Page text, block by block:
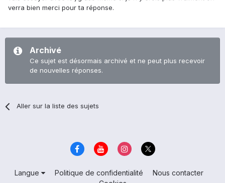
verra bien merci pour ta réponse.
Archivé
Ce sujet est désormais archivé et ne peut plus recevoir
de nouvelles réponses.
Aller sur la liste des sujets
Langue Politique de confidentialité
Nous contacter